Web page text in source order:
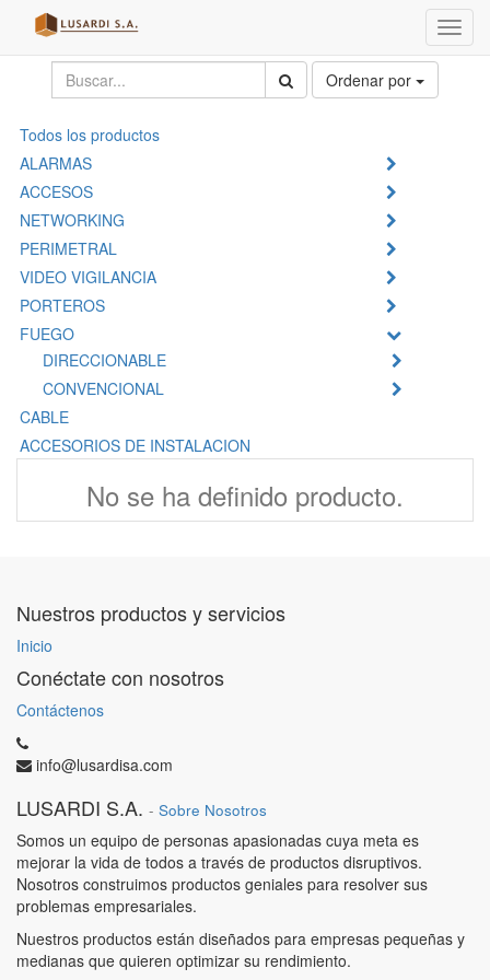
Menú
de
Ordenar por
Todos los productos
ALARMAS
ACCESOS
NETWORKING
PERIMETRAL
VIDEO VIGILANCIA
PORTEROS
FUEGO
DIRECCIONABLE
CONVENCIONAL
CABLE
ACCESORIOS DE INSTALACION
No se ha definido producto.
Nuestros productos y servicios
Inicio
Conéctate con nosotros
Contáctenos
info@lusardisa.com
LUSARDI S.A. - Sobre Nosotros
Somos un equipo de personas apasionadas cuya meta es
mejorar la vida de todos a través de productos disruptivos.
Nosotros construimos productos geniales para resolver sus
problemas empresariales.
Nuestros productos están diseñados para empresas pequeñas y
medianas que quieren optimizar su rendimiento.